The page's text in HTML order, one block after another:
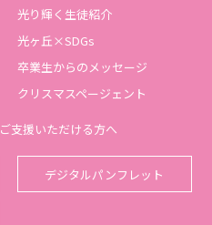
光り輝く生徒紹介
光ヶ丘×SDGs
卒業生からのメッセージ
クリスマスページェント
ご支援いただける方へ
デジタルパンフレット